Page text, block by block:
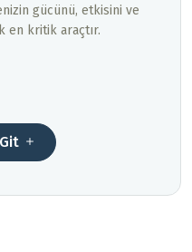
gücünü, etkisini ve
en kritik araçtır.